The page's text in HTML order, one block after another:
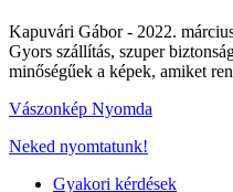
Kapuvári Gábor - 2022.
Gyors szállítás, szuper
minőségűek a képek, amiket
Vászonkép Nyomda
Neked nyomtatunk!
Gyakori kérdések